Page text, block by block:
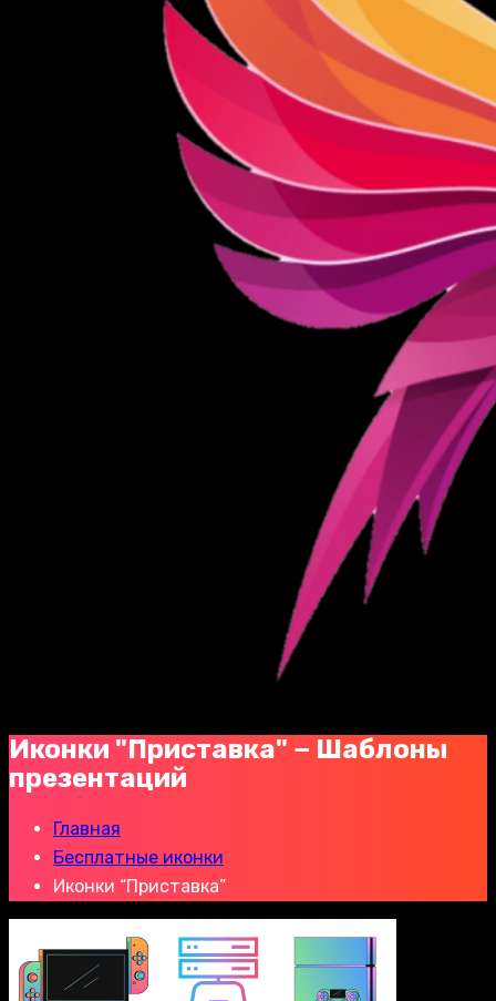
Иконки "Приставка" − Шаблоны
презентаций
Главная
Бесплатные иконки
Иконки “Приставка”